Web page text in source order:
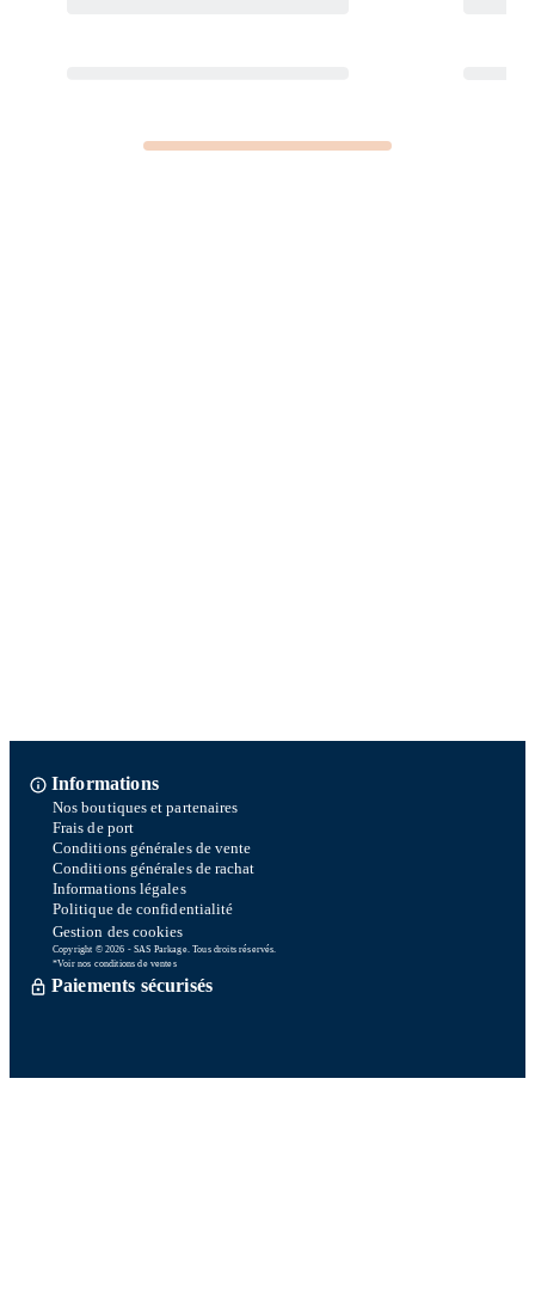
Informations
Nos boutiques et partenaires
Frais de port
Conditions générales de vente
Conditions générales de rachat
Informations légales
Politique de confidentialité
Gestion des cookies
Copyright © 2026 - SAS Parkage. Tous droits réservés.
*Voir nos conditions de ventes
Paiements sécurisés